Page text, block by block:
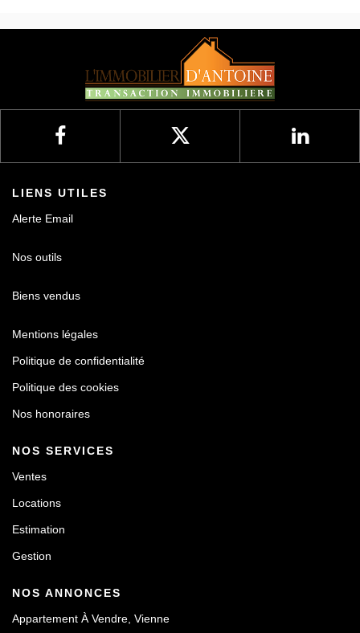
LIENS UTILES
Alerte Email
Nos outils
Biens vendus
Mentions légales
Politique de confidentialité
Politique des cookies
Nos honoraires
NOS SERVICES
Ventes
Locations
Estimation
Gestion
NOS ANNONCES
Appartement À Vendre, Vienne